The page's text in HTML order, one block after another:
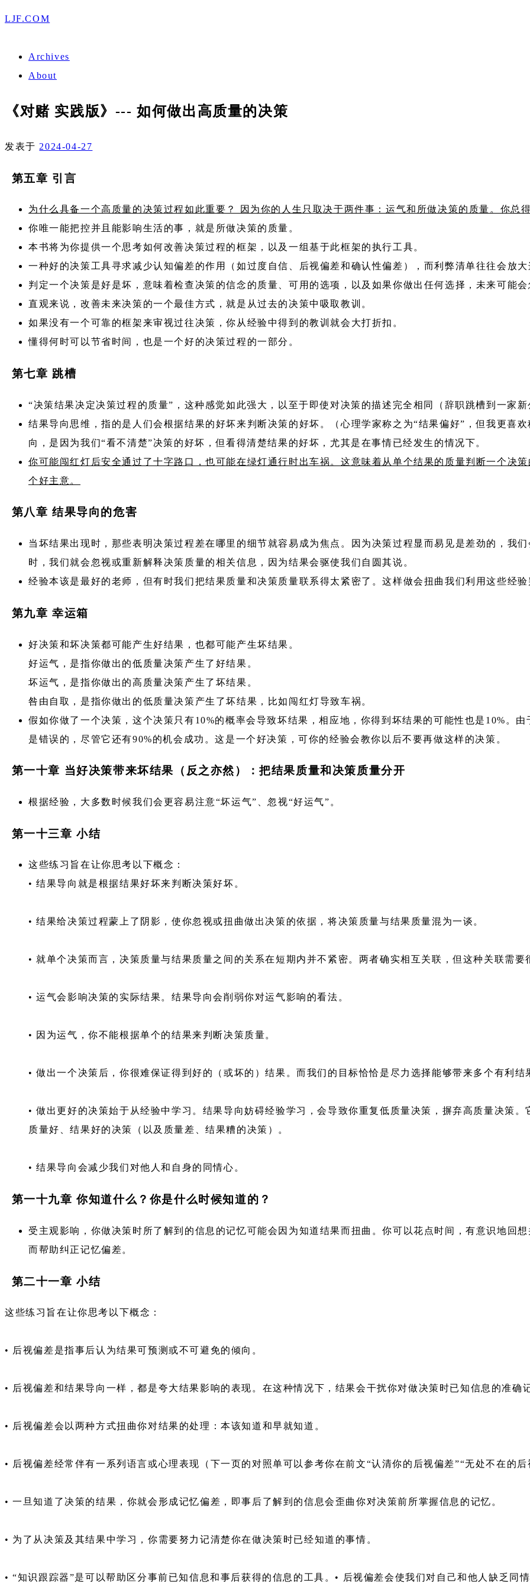
LJF.COM
Archives
About
《对赌 实践版》--- 如何做出高质量的决策
发表于 2024-04-27
第五章 引言
为什么具备一个高质量的决策过程如此重要？ 因为你的人生只取决于两件事：运气和所做决策的质量。你总
你唯一能把控并且能影响生活的事，就是所做决策的质量。
本书将为你提供一个思考如何改善决策过程的框架，以及一组基于此框架的执行工具。
一种好的决策工具寻求减少认知偏差的作用（如过度自信、后视偏差和确认性偏差），而利弊清单往往会放大
判定一个决策是好是坏，意味着检查决策的信念的质量、可用的选项，以及如果你做出任何选择，未来可能会
直观来说，改善未来决策的一个最佳方式，就是从过去的决策中吸取教训。
如果没有一个可靠的框架来审视过往决策，你从经验中得到的教训就会大打折扣。
懂得何时可以节省时间，也是一个好的决策过程的一部分。
第七章 跳槽
“决策结果决定决策过程的质量”，这种感觉如此强大，以至于即使对决策的描述完全相同（辞职跳槽到一家
结果导向思维，指的是人们会根据结果的好坏来判断决策的好坏。（心理学家称之为“结果偏好”，但我更喜
向，是因为我们“看不清楚”决策的好坏，但看得清楚结果的好坏，尤其是在事情已经发生的情况下。
你可能闯红灯后安全通过了十字路口，也可能在绿灯通行时出车祸。这意味着从单个结果的质量判断一个决
个好主意。
第八章 结果导向的危害
当坏结果出现时，那些表明决策过程差在哪里的细节就容易成为焦点。因为决策过程显而易见是差劲的，我
时，我们就会忽视或重新解释决策质量的相关信息，因为结果会驱使我们自圆其说。
经验本该是最好的老师，但有时我们把结果质量和决策质量联系得太紧密了。这样做会扭曲我们利用这些经验
第九章 幸运箱
好决策和坏决策都可能产生好结果，也都可能产生坏结果。
好运气，是指你做出的低质量决策产生了好结果。
坏运气，是指你做出的高质量决策产生了坏结果。
咎由自取，是指你做出的低质量决策产生了坏结果，比如闯红灯导致车祸。
假如你做了一个决策，这个决策只有10%的概率会导致坏结果，相应地，你得到坏结果的可能性也是10%。
是错误的，尽管它还有90%的机会成功。这是一个好决策，可你的经验会教你以后不要再做这样的决策。
第一十章 当好决策带来坏结果（反之亦然）：把结果质量和决策质量分开
根据经验，大多数时候我们会更容易注意“坏运气”、忽视“好运气”。
第一十三章 小结
这些练习旨在让你思考以下概念：
• 结果导向就是根据结果好坏来判断决策好坏。
• 结果给决策过程蒙上了阴影，使你忽视或扭曲做出决策的依据，将决策质量与结果质量混为一谈。
• 就单个决策而言，决策质量与结果质量之间的关系在短期内并不紧密。两者确实相互关联，但这种关联需要
• 运气会影响决策的实际结果。结果导向会削弱你对运气影响的看法。
• 因为运气，你不能根据单个的结果来判断决策质量。
• 做出一个决策后，你很难保证得到好的（或坏的）结果。而我们的目标恰恰是尽力选择能够带来多个有利结
• 做出更好的决策始于从经验中学习。结果导向妨碍经验学习，会导致你重复低质量决策，摒弃高质量决策
质量好、结果好的决策（以及质量差、结果糟的决策）。
• 结果导向会减少我们对他人和自身的同情心。
第一十九章 你知道什么？你是什么时候知道的？
受主观影响，你做决策时所了解到的信息的记忆可能会因为知道结果而扭曲。你可以花点时间，有意识地回
而帮助纠正记忆偏差。
第二十一章 小结
这些练习旨在让你思考以下概念：
• 后视偏差是指事后认为结果可预测或不可避免的倾向。
• 后视偏差和结果导向一样，都是夸大结果影响的表现。在这种情况下，结果会干扰你对做决策时已知信息的准确
• 后视偏差会以两种方式扭曲你对结果的处理：本该知道和早就知道。
• 后视偏差经常伴有一系列语言或心理表现（下一页的对照单可以参考你在前文“认清你的后视偏差”“无处不在的后
• 一旦知道了决策的结果，你就会形成记忆偏差，即事后了解到的信息会歪曲你对决策前所掌握信息的记忆。
• 为了从决策及其结果中学习，你需要努力记清楚你在做决策时已经知道的事情。
• “知识跟踪器”是可以帮助区分事前已知信息和事后获得的信息的工具。• 后视偏差会使我们对自己和他人缺乏同情